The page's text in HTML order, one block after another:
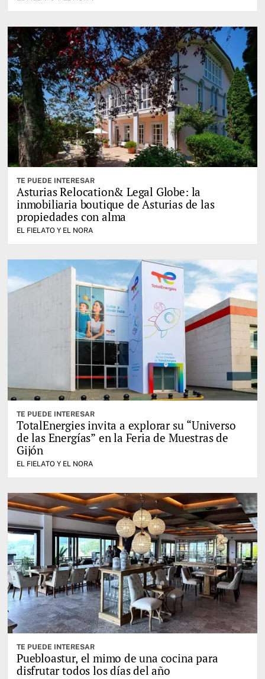
TE PUEDE INTERESAR
Asturias Relocation& Legal Globe: la
inmobiliaria boutique de Asturias de las
propiedades con alma
EL FIELATO Y EL NORA
TE PUEDE INTERESAR
TotalEnergies invita a explorar su “Universo
de las Energías” en la Feria de Muestras de
Gijón
EL FIELATO Y EL NORA
TE PUEDE INTERESAR
Puebloastur, el mimo de una cocina para
disfrutar todos los días del año